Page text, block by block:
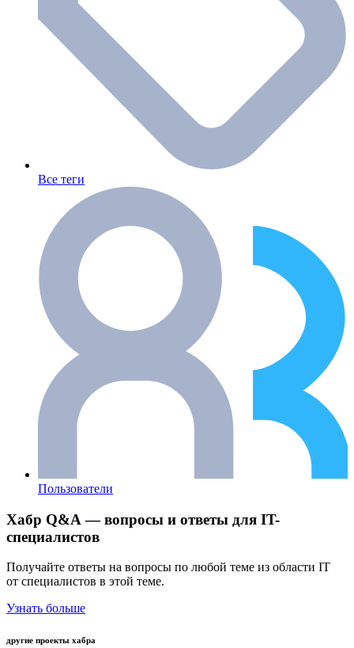
Все теги
Пользователи
Хабр Q&A — вопросы и ответы для IT-
специалистов
Получайте ответы на вопросы по любой теме из области IT
от специалистов в этой теме.
Узнать больше
другие проекты хабра